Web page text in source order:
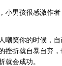
小男孩很感激作
嘲笑你的时候，
挫折就自暴自弃
就会成功。